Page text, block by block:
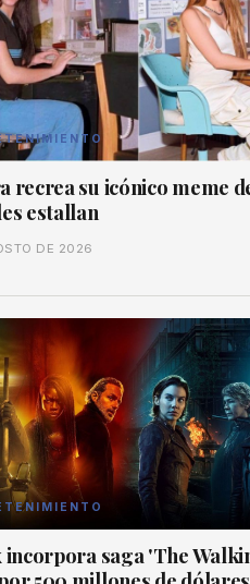
recrea su icónico meme
estallan
DE 2026
saga 'The